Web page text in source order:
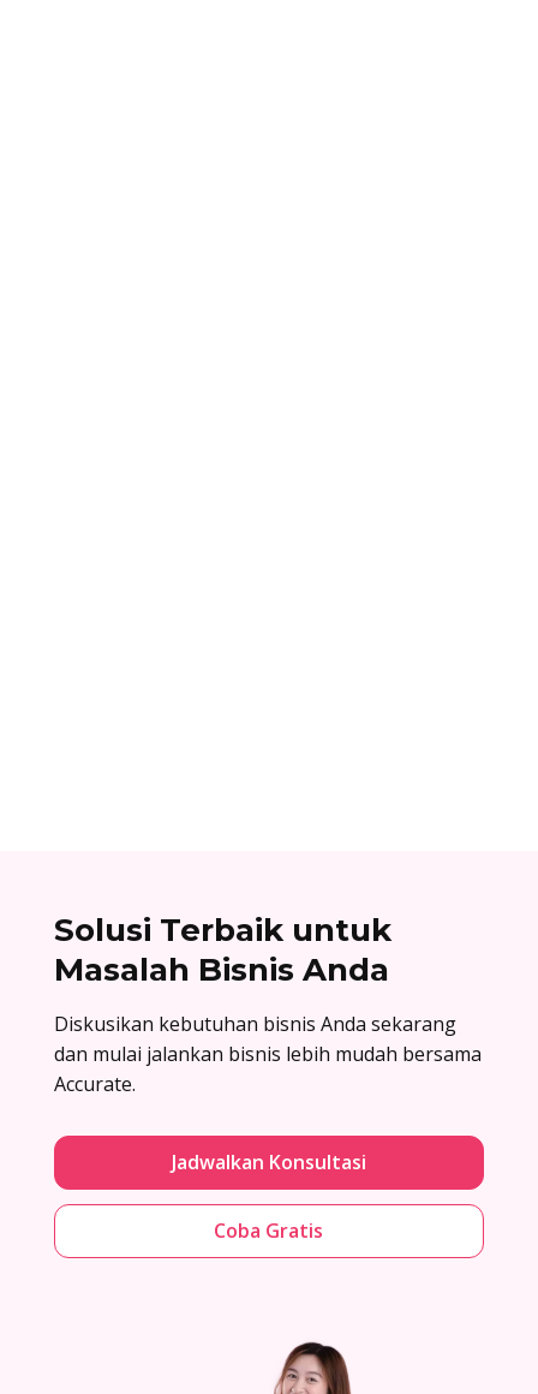
Solusi Terbaik untuk
Masalah Bisnis Anda
Diskusikan kebutuhan bisnis Anda sekarang
dan mulai jalankan bisnis lebih mudah bersama
Accurate.
Jadwalkan Konsultasi
Coba Gratis